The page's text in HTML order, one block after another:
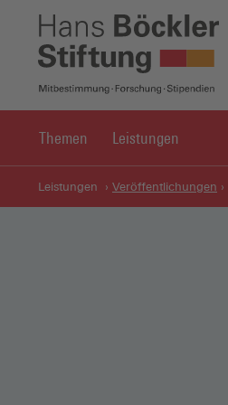
Themen Leistungen
Leistungen Veröffentlichungen